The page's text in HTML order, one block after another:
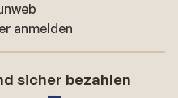
anmelden
sicher bezahlen